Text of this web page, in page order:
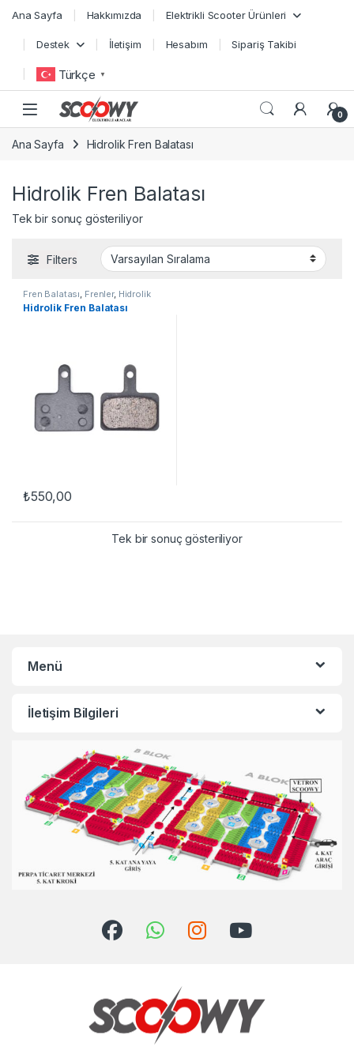
Skip to navigation
Skip to content
Ana Sayfa Hakkımızda Elektrikli Scooter Ürünleri
Destek İletişim Hesabım Sipariş Takibi
Türkçe ▼
0
Ana Sayfa Hidrolik Fren Balatası
Hidrolik Fren Balatası
Tek bir sonuç gösteriliyor
Filters
Fren Balatası Frenler, Hidrolik
Fren Balatası, Yedek Parçalar
Hidrolik Fren Balatası
₺550,00
Tek bir sonuç gösteriliyor
Menü
İletişim Bilgileri